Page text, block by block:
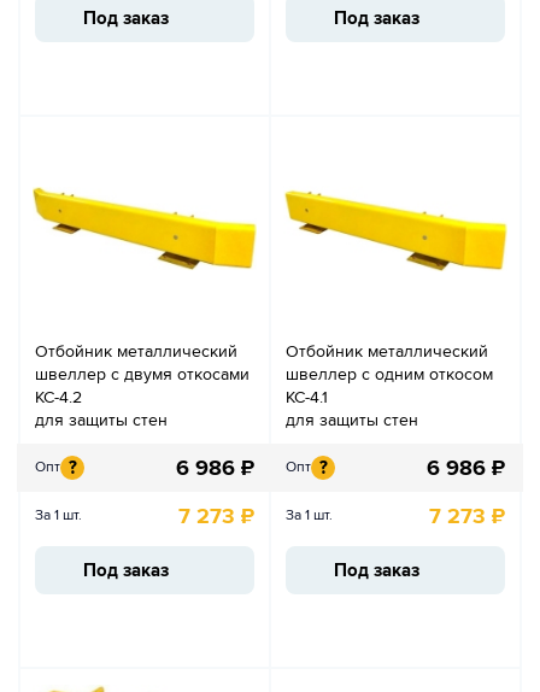
Под заказ Под заказ
Отбойник металлический
швеллер с двумя откосами
КС-4.2
для защиты стен
Опт ? 6 986 ₽
За 1 шт. 7 273 ₽
Под заказ
Отбойник металлический
швеллер с одним откосом
КС-4.1
для защиты стен
Опт ? 6 986 ₽
За 1 шт. 7 273 ₽
Под заказ